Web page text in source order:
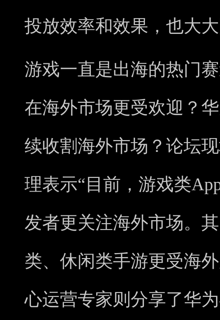
投放效率和效果，也大
游戏一直是出海的热门
在海外市场更受欢迎？
续收割海外市场？论坛
理表示“目前，游戏类
发者更关注海外市场。
类、休闲类手游更受海
心运营专家则分享了华